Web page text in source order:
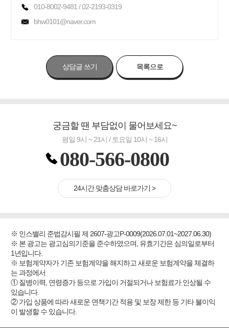
010-8002-9481 / 02-2193-0319
bhw0101@naver.com
상담글 쓰기 목록으로
궁금할 땐 부담없이 물어보세요~
평일 9시 ~ 21시 / 토요일 10시 ~ 16시
080-566-0800
24시간 맞춤상담 바로가기 >
※ 인스밸리 준법감시필 제 2607-광고P-0009(2026.07.01~2027.06.30)
※ 본 광고는 광고심의기준을 준수하였으며, 유효기간은 심의일로부터
1년입니다.
※ 보험계약자가 기존 보험계약을 해지하고 새로운 보험계약을 체결하
는 과정에서
① 질병이력, 연령증가 등으로 가입이 거절되거나 보험료가 인상될 수
있습니다.
② 가입 상품에 따라 새로운 면책기간 적용 및 보장 제한 등 기타 불이익
이 발생할 수 있습니다.